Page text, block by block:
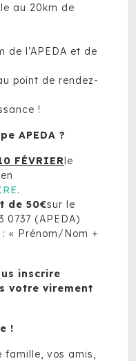
au 20km de
l’APEDA et de
point de rendez-
!
APEDA ?
FÉVRIERle
.
de 50€sur le
0737 (APEDA)
« Prénom/Nom +
inscrire
votre virement
!
famille, vos amis,